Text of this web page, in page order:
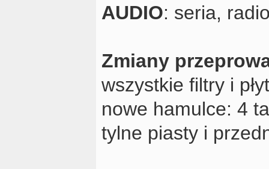
AUDIO: seria,
Zmiany
wszystkie filtry i
nowe hamulce: 4
tylne piasty i